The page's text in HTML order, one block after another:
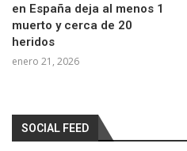
en España deja al menos 1
muerto y cerca de 20
heridos
enero 21, 2026
SOCIAL FEED